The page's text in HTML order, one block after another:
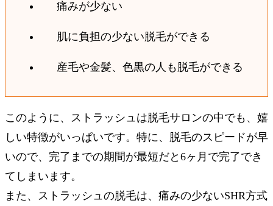
痛みが少ない
肌に負担の少ない脱毛ができる
産毛や金髪、色黒の人も脱毛ができる
このように、ストラッシュは脱毛サロンの中でも、嬉
しい特徴がいっぱいです。特に、脱毛のスピードが早
いので、完了までの期間が最短だと6ヶ月で完了でき
てしまいます。
また、ストラッシュの脱毛は、痛みの少ないSHR方式